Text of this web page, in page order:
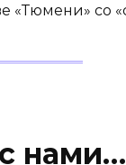
«Тюмени» со